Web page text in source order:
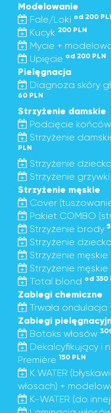
Modelowanie
Fale/Loki od 200
Kucyk 200 PLN
Mycie +
Upięcie od 200 PLN
Pielęgnacja
Diagnoza skóry
60 PLN
Strzyżenie damskie
Podcięcie
Strzyżenie
PLN
Strzyżenie
Strzyżenie grzywki
Strzyżenie męskie
Cover
Pakiet COMBO
Strzyżenie brody
Strzyżenie
Strzyżenie męskie
Strzyżenie męskie
Total blond od 350
Zabiegi chemiczne
Trwała ondulacja
Zabiegi
Botoks włosów
Dekalcyfikujący i
Première 150 PLN
K WATER
włosach) +
K-WATER (do innej